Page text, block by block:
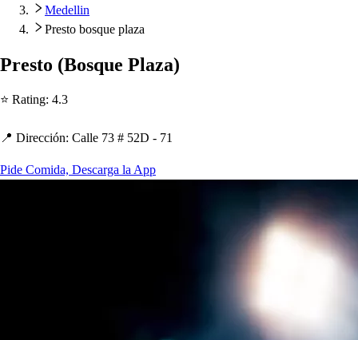
Medellin
Presto bosque plaza
Presto (Bosque Plaza)
⭐ Rating: 4.3
📍 Dirección: Calle 73 # 52D - 71
Pide Comida, Descarga la App